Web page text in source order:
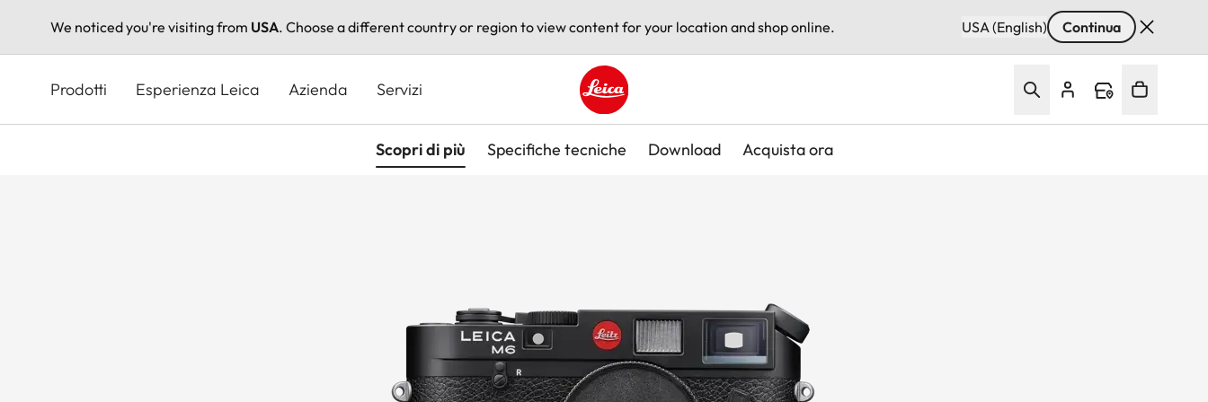
We noticed you're visiting from USA. Choose a different country or region to view content for your location and shop online. USA (English) Continua
principale
Prodotti Esperienza Leica Azienda Servizi
Leica logo - Home
Scopri di più Specifiche tecniche Download Acquista ora